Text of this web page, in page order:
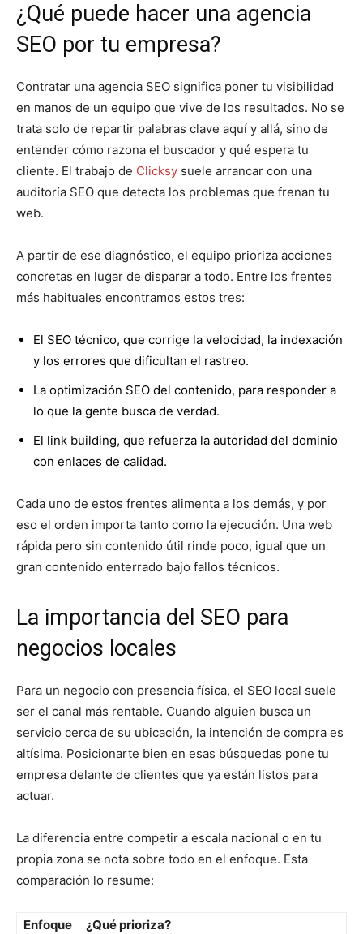
¿Qué puede hacer una agencia
SEO por tu empresa?
Contratar una agencia SEO significa poner tu visibilidad
en manos de un equipo que vive de los resultados. No se
trata solo de repartir palabras clave aquí y allá, sino de
entender cómo razona el buscador y qué espera tu
cliente. El trabajo de Clicksy suele arrancar con una
auditoría SEO que detecta los problemas que frenan tu
web.
A partir de ese diagnóstico, el equipo prioriza acciones
concretas en lugar de disparar a todo. Entre los frentes
más habituales encontramos estos tres:
El SEO técnico, que corrige la velocidad, la indexación
y los errores que dificultan el rastreo.
La optimización SEO del contenido, para responder a
lo que la gente busca de verdad.
El link building, que refuerza la autoridad del dominio
con enlaces de calidad.
Cada uno de estos frentes alimenta a los demás, y por
eso el orden importa tanto como la ejecución. Una web
rápida pero sin contenido útil rinde poco, igual que un
gran contenido enterrado bajo fallos técnicos.
La importancia del SEO para
negocios locales
Para un negocio con presencia física, el SEO local suele
ser el canal más rentable. Cuando alguien busca un
servicio cerca de su ubicación, la intención de compra es
altísima. Posicionarte bien en esas búsquedas pone tu
empresa delante de clientes que ya están listos para
actuar.
La diferencia entre competir a escala nacional o en tu
propia zona se nota sobre todo en el enfoque. Esta
comparación lo resume:
Enfoque ¿Qué prioriza?